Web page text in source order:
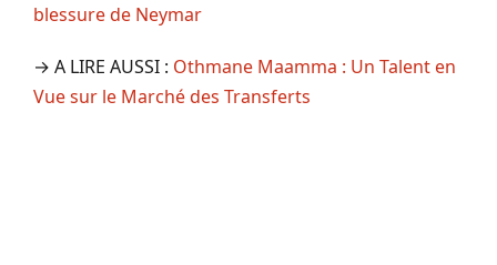
blessure de Neymar
→ A LIRE AUSSI : Othmane Maamma : Un Talent en
Vue sur le Marché des Transferts